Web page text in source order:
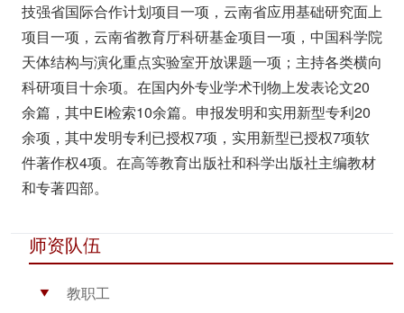
技强省国际合作计划项目一项，云南省应用基础研究面上
项目一项，云南省教育厅科研基金项目一项，中国科学院
天体结构与演化重点实验室开放课题一项；主持各类横向
科研项目十余项。在国内外专业学术刊物上发表论文20
余篇，其中EI检索10余篇。申报发明和实用新型专利20
余项，其中发明专利已授权7项，实用新型已授权7项软
件著作权4项。在高等教育出版社和科学出版社主编教材
和专著四部。
师资队伍
▶
教职工